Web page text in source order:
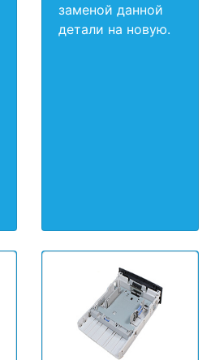
заменой данной
детали на новую.